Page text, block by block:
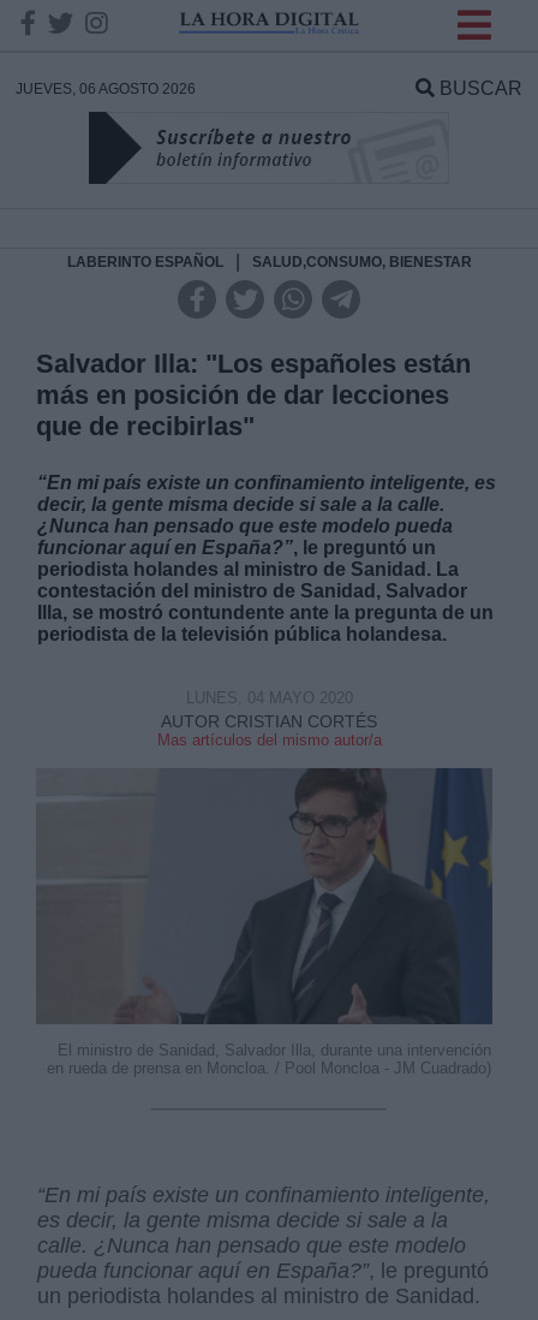
JUEVES, 06 AGOSTO 2026 BUSCAR
LABERINTO ESPAÑOL SALUD,CONSUMO, BIENESTAR
Salvador Illa: "Los españoles están
más en posición de dar lecciones
que de recibirlas"
“En mi país existe un confinamiento inteligente, es
decir, la gente misma decide si sale a la calle.
¿Nunca han pensado que este modelo pueda
funcionar aquí en España?”, le preguntó un
periodista holandes al ministro de Sanidad. La
contestación del ministro de Sanidad, Salvador
Illa, se mostró contundente ante la pregunta de un
periodista de la televisión pública holandesa.
AUTOR CRISTIAN CORTÉS
Mas artículos del mismo autor/a
LUNES, 04 MAYO 2020
El ministro de Sanidad, Salvador Illa, durante una intervención
en rueda de prensa en Moncloa. / Pool Moncloa - JM Cuadrado)
“En mi país existe un confinamiento inteligente,
es decir, la gente misma decide si sale a la
calle. ¿Nunca han pensado que este modelo
pueda funcionar aquí en España?”, le preguntó
un periodista holandes al ministro de Sanidad.
DATOS
Responsable:
Legitimación:
Destinatarios: